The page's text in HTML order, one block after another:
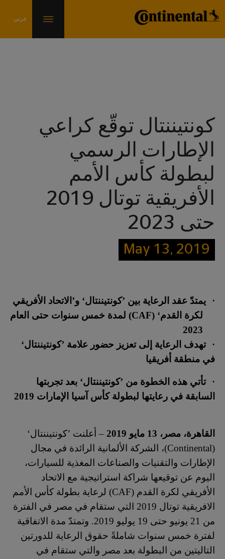
كونتيننتال توقّع كراعي
الإطارات الرسمي
لبطولة كأس الأمم
الأفريقية توتال 2019
حتى 2023
May 13, 2019
·
يمتدّ عقد الرعاية بين ’كونتيننتال‘ و’الاتحاد الأفريقي
لكرة القدم‘ (CAF) لمدة خمس سنوات حتى العام
2023
·
تهدف الرعاية إلى تعزيز حضور علامة ’كونتيننتال‘
في منطقة أفريقيا
·
تأتي هذه الخطوة من ’كونتيننتال‘ بعد تجربتها
السابقة في رعايتها لبطولة كأس آسيا الإمارات 2019
القاهرة، مصر، 13 مايو 2019
– أعلنت ’كونتيننتال‘
(
Continental)، الشركة الألمانية الرائدة في مجال
الإطارات والتقنيات والصناعات المغذية للسيارات،
اليوم عن توقيعها شراكة استراتيجية مع الاتحاد
الأفريقي لكرة القدم (CAF) لرعاية بطولة كأس الأمم
الافريقية توتال 2019 التي ستقام في مصر في الفترة
من 21 يونيو حتى 19 يوليو 2019. وتمتدّ مدة الاتفاقية
لفترة خمس سنوات شاملةً حقوق الرعاية للدورتين
التاليتين من البطولة بعد مصر والتي ستقام في